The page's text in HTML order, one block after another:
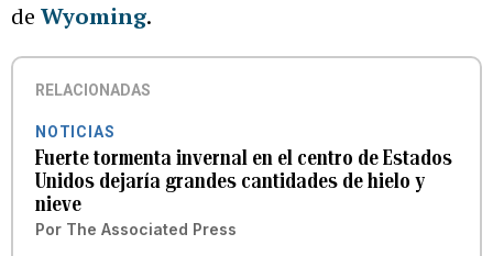
de Wyoming.
RELACIONADAS
NOTICIAS
Fuerte tormenta invernal en el centro de Estados
Unidos dejaría grandes cantidades de hielo y
nieve
Por The Associated Press